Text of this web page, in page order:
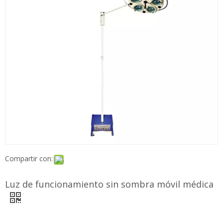
Luz de funcionamiento sin sombra móvil
médica
Luz de funcionamiento móvil con copia de seguridad de la
batería montada en soporte de servicio pesado.